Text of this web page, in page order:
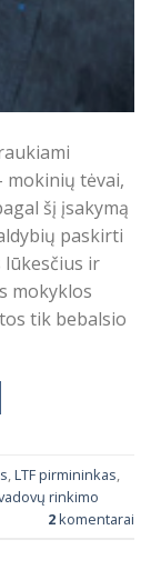
mokinių tėvai,
šį įsakymą
paskirti
ir
mokyklos
tik bebalsio
,LTF pirmininkas,
rinkimo
2komentarai